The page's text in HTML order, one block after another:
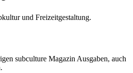
und Freizeitgestaltung.
subculture Magazin Ausgaben, auch